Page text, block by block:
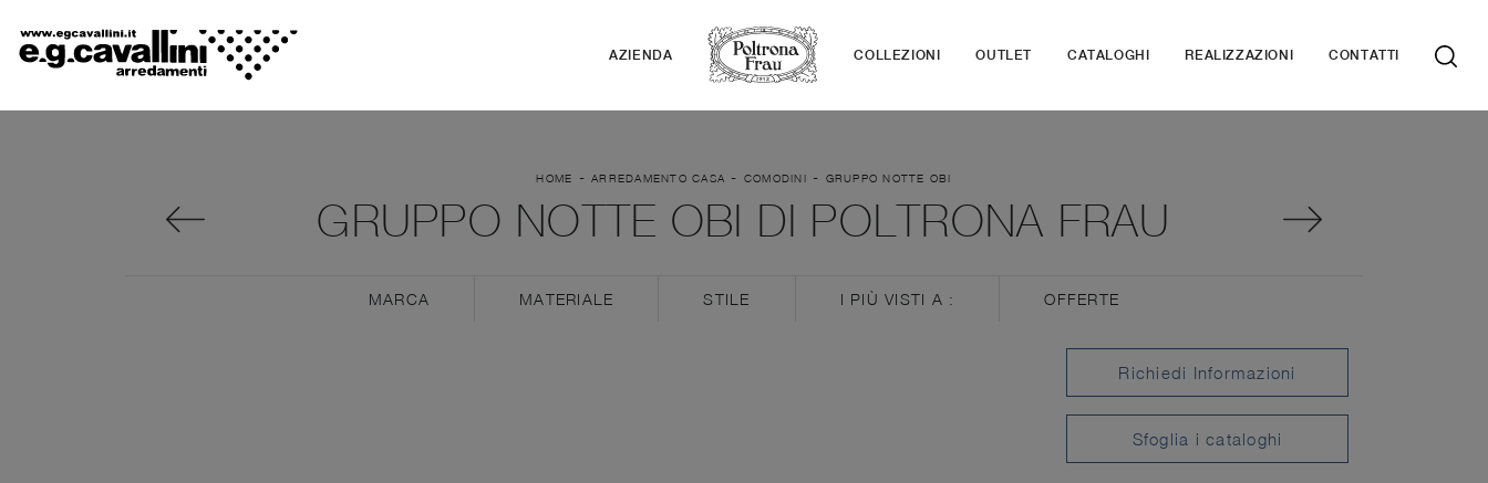
AZIENDA COLLEZIONI OUTLET CATALOGHI REALIZZAZIONI CONTATTI
HOME -ARREDAMENTO CASA - COMODINI - GRUPPO NOTTE OBI
GRUPPO NOTTE OBI DI POLTRONA FRAU
MARCA MATERIALE STILE I PIÙ VISTI A : OFFERTE
Richiedi Informazioni
Sfoglia i cataloghi